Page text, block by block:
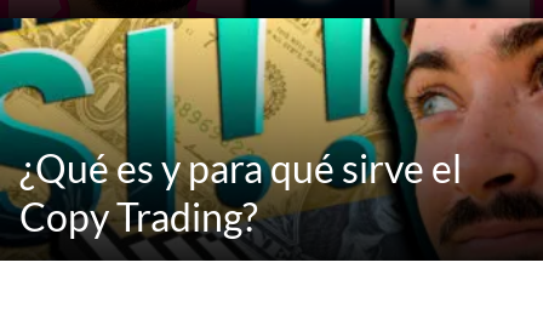
¿Qué es y para qué sirve el
Copy Trading?